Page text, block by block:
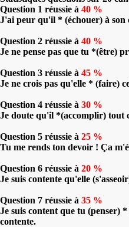
Question 1 réussie à 40 %
J'ai peur qu'il * (échouer) à son
Question 2 réussie à 40 %
Je ne pense pas que tu *(être)
Question 3 réussie à 45 %
Je ne crois pas qu'elle * (faire)
Question 4 réussie à 30 %
Je doute qu'il *(accomplir) tout
Question 5 réussie à 25 %
Tu me rends ton devoir ! Ça
Question 6 réussie à 20 %
Je suis contente qu'elle
Question 7 réussie à 35 %
Je suis content que tu (penser)
contente.